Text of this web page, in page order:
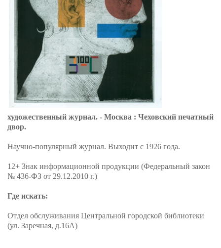
художественный журнал. - Москва : Чеховский печатный
двор.
Научно-популярный журнал. Выходит с 1926 года.
12+ Знак информационной продукции (Федеральный закон
№ 436-ФЗ от 29.12.2010 г.)
Где искать:
Отдел обслуживания Центральной городской библиотеки
(ул. Заречная, д.16А)